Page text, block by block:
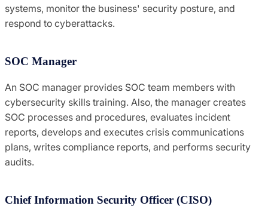
systems, monitor the business' security posture, and
respond to cyberattacks.
SOC Manager
An SOC manager provides SOC team members with
cybersecurity skills training. Also, the manager creates
SOC processes and procedures, evaluates incident
reports, develops and executes crisis communications
plans, writes compliance reports, and performs security
audits.
Chief Information Security Officer (CISO)